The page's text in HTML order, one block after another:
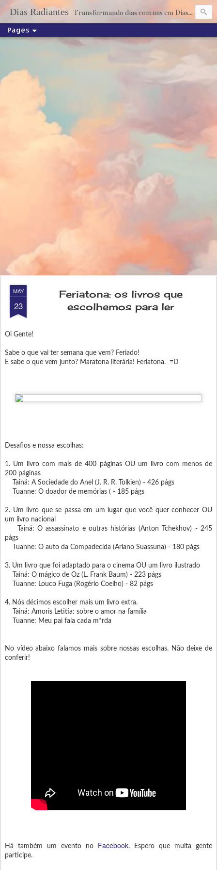
Dias Radiantes Transformando dias comuns em Dias Radiantes através dos livros
Pages
MAY
23
Feriatona: os livros que
escolhemos para ler
Oi Gente!
Sabe o que vai ter semana que vem? Feriado!
E sabe o que vem junto? Maratona literária! Feriatona. =D
Desafios e nossa escolhas:
1. Um livro com mais de 400 páginas OU um livro com menos de
200 páginas
Tainá: A Sociedade do Anel (J. R. R. Tolkien) - 426 págs
Tuanne: O doador de memórias ( - 185 págs
2. Um livro que se passa em um lugar que você quer conhecer OU
um livro nacional
Tainá: O assassinato e outras histórias (Anton Tchekhov) - 245
págs
Tuanne: O auto da Compadecida (Ariano Suassuna) - 180 págs
3. Um livro que foi adaptado para o cinema OU um livro ilustrado
Tainá: O mágico de Oz (L. Frank Baum) - 223 págs
Tuanne: Louco Fuga (Rogério Coelho) - 82 págs
4. Nós décimos escolher mais um livro extra.
Tainá: Amoris Letitia: sobre o amor na família
Tuanne: Meu pai fala cada m*rda
No vídeo abaixo falamos mais sobre nossas escolhas. Não deixe de
conferir!
Há também um evento no Facebook. Espero que muita gente
participe.